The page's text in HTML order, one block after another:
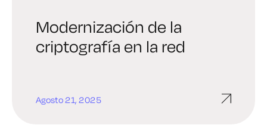
Modernización de la
criptografía en la red
Agosto 21, 2025